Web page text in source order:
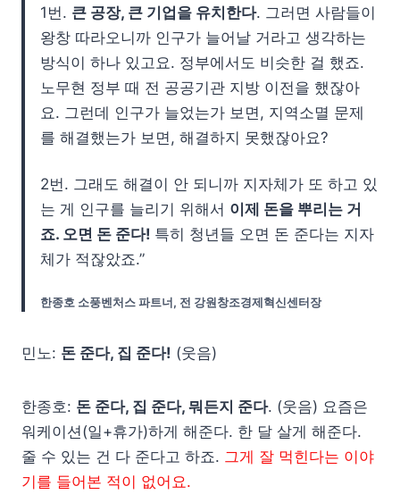
1번. 큰 공장, 큰 기업을 유치한다. 그러면 사람들이
왕창 따라오니까 인구가 늘어날 거라고 생각하는
방식이 하나 있고요. 정부에서도 비슷한 걸 했죠.
노무현 정부 때 전 공공기관 지방 이전을 했잖아
요. 그런데 인구가 늘었는가 보면, 지역소멸 문제
를 해결했는가 보면, 해결하지 못했잖아요?
2번. 그래도 해결이 안 되니까 지자체가 또 하고 있
는 게 인구를 늘리기 위해서 이제 돈을 뿌리는 거
죠. 오면 돈 준다! 특히 청년들 오면 돈 준다는 지자
체가 적잖았죠.”
한종호 소풍벤처스 파트너, 전 강원창조경제혁신센터장
민노: 돈 준다, 집 준다! (웃음)
한종호: 돈 준다, 집 준다, 뭐든지 준다. (웃음) 요즘은
워케이션(일+휴가)하게 해준다. 한 달 살게 해준다.
줄 수 있는 건 다 준다고 하죠. 그게 잘 먹힌다는 이야
기를 들어본 적이 없어요.